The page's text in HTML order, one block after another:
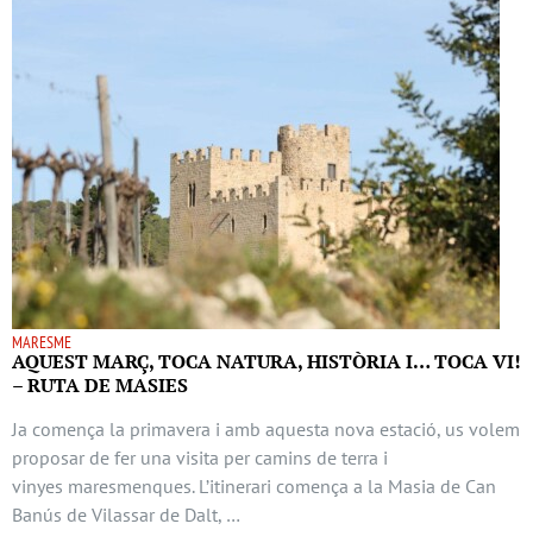
MARESME
AQUEST MARÇ, TOCA NATURA, HISTÒRIA I… TOCA VI!
– RUTA DE MASIES
Ja comença la primavera i amb aquesta nova estació, us volem
proposar de fer una visita per camins de terra i
vinyes maresmenques. L’itinerari comença a la Masia de Can
Banús de Vilassar de Dalt, …